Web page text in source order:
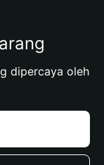
dipercaya oleh